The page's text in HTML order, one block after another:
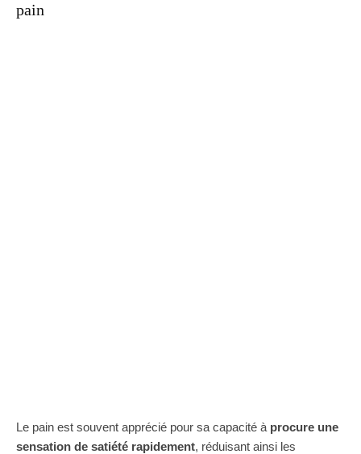
pain
Le pain est souvent apprécié pour sa capacité à procure une
sensation de satiété rapidement, réduisant ainsi les